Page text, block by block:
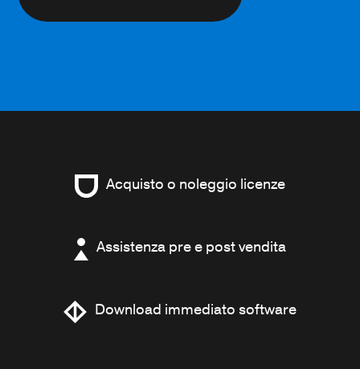
Acquisto o noleggio licenze
Assistenza pre e post vendita
Download immediato software